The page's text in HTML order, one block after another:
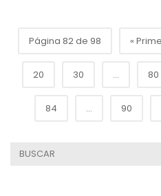
Página 82 de 98 «
20 30 ... 80
84 ... 90